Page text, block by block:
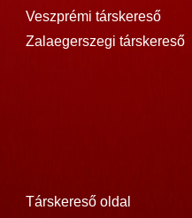
Veszprémi társkereső
Zalaegerszegi társkereső
Társkereső oldal